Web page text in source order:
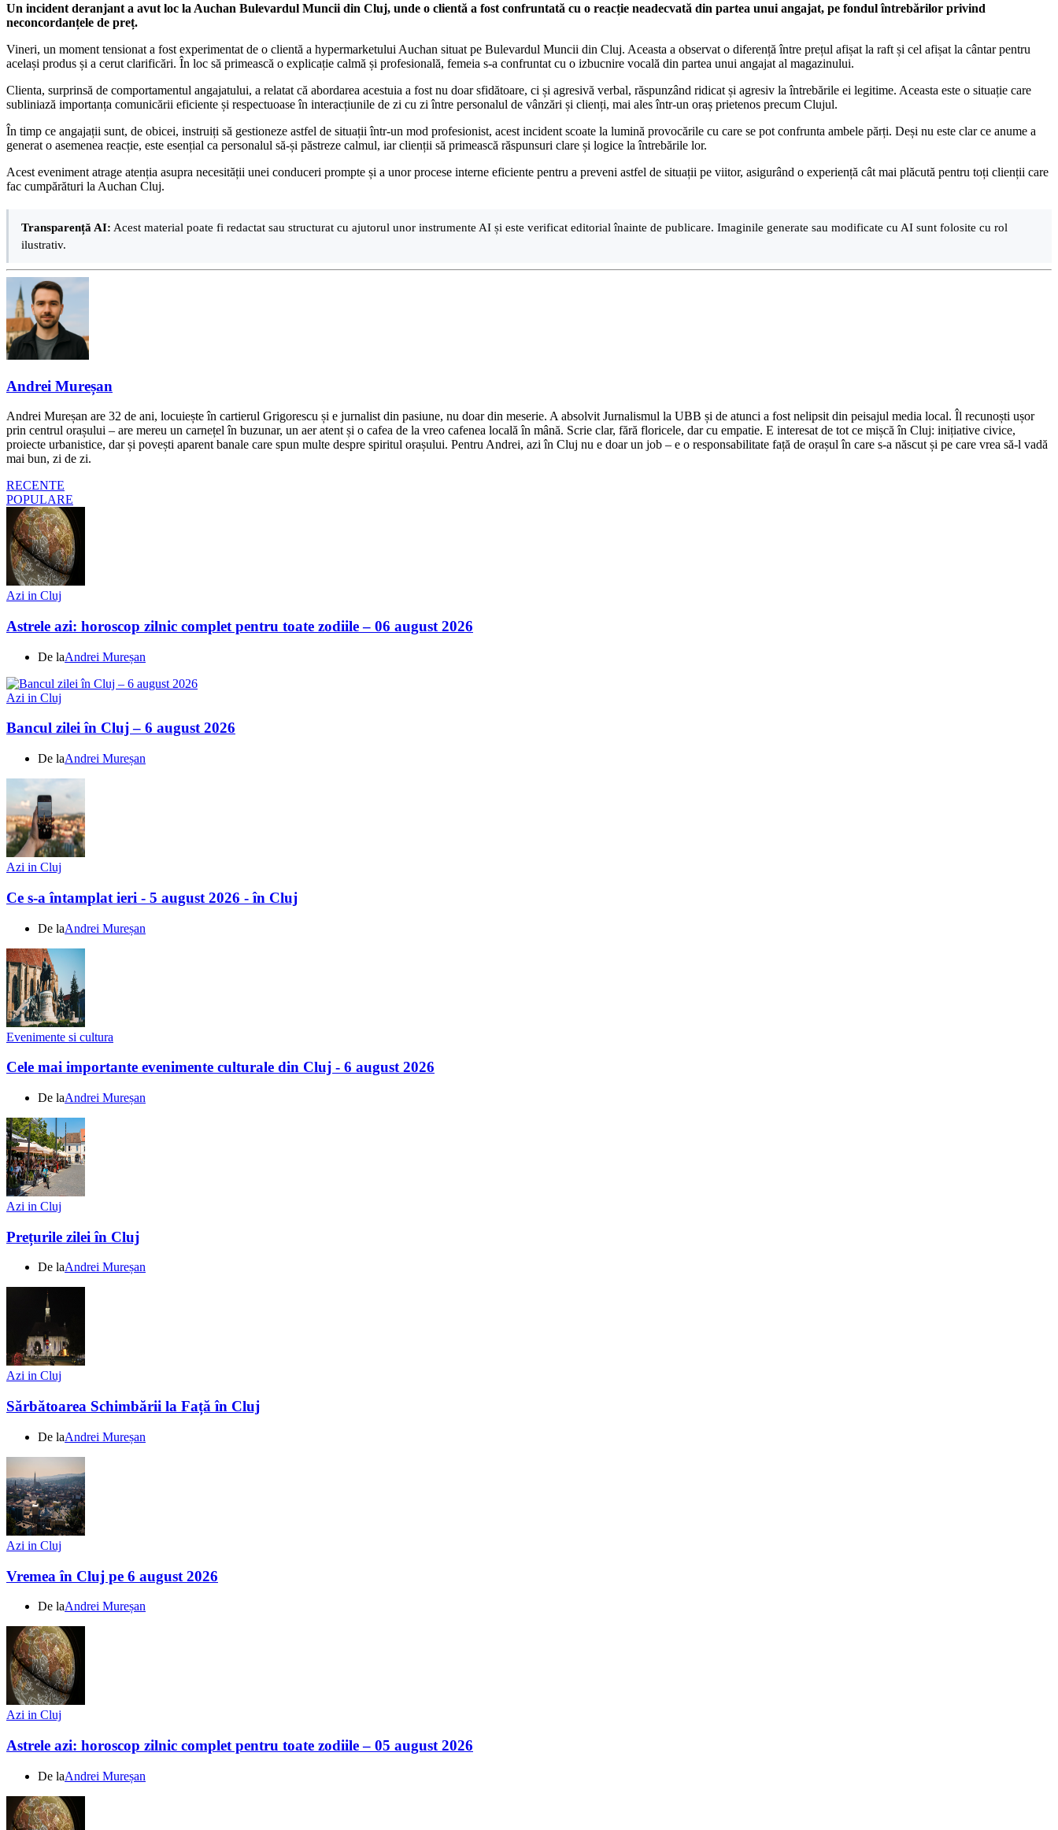
Un incident deranjant a avut loc la Auchan Bulevardul Muncii din Cluj, unde o clientă a fost confruntată cu o reacție neadecvată din partea unui angajat, pe fondul întrebărilor privind
neconcordanțele de preț.
Vineri, un moment tensionat a fost experimentat de o clientă a hypermarketului Auchan situat pe Bulevardul Muncii din Cluj. Aceasta a observat o diferență între prețul afișat la raft și cel afișat la cântar pentru
același produs și a cerut clarificări. În loc să primească o explicație calmă și profesională, femeia s-a confruntat cu o izbucnire vocală din partea unui angajat al magazinului.
Clienta, surprinsă de comportamentul angajatului, a relatat că abordarea acestuia a fost nu doar sfidătoare, ci și agresivă verbal, răspunzând ridicat și agresiv la întrebările ei legitime. Aceasta este o situație care
subliniază importanța comunicării eficiente și respectuoase în interacțiunile de zi cu zi între personalul de vânzări și clienți, mai ales într-un oraș prietenos precum Clujul.
În timp ce angajații sunt, de obicei, instruiți să gestioneze astfel de situații într-un mod profesionist, acest incident scoate la lumină provocările cu care se pot confrunta ambele părți. Deși nu este clar ce anume a
generat o asemenea reacție, este esențial ca personalul să-și păstreze calmul, iar clienții să primească răspunsuri clare și logice la întrebările lor.
Acest eveniment atrage atenția asupra necesității unei conduceri prompte și a unor procese interne eficiente pentru a preveni astfel de situații pe viitor, asigurând o experiență cât mai plăcută pentru toți clienții care
fac cumpărături la Auchan Cluj.
Transparență AI: Acest material poate fi redactat sau structurat cu ajutorul unor instrumente AI și este verificat editorial înainte de publicare. Imaginile generate sau modificate cu AI sunt folosite cu rol
ilustrativ.
Andrei Mureșan
Andrei Mureșan are 32 de ani, locuiește în cartierul Grigorescu și e jurnalist din pasiune, nu doar din meserie. A absolvit Jurnalismul la UBB și de atunci a fost nelipsit din peisajul media local. Îl recunoști ușor
prin centrul orașului – are mereu un carnețel în buzunar, un aer atent și o cafea de la vreo cafenea locală în mână. Scrie clar, fără floricele, dar cu empatie. E interesat de tot ce mișcă în Cluj: inițiative civice,
proiecte urbanistice, dar și povești aparent banale care spun multe despre spiritul orașului. Pentru Andrei, azi în Cluj nu e doar un job – e o responsabilitate față de orașul în care s-a născut și pe care vrea să-l vadă
mai bun, zi de zi.
RECENTE
POPULARE
Azi in Cluj
Astrele azi: horoscop zilnic complet pentru toate zodiile – 06 august 2026
De laAndrei Mureșan
Azi in Cluj
Bancul zilei în Cluj – 6 august 2026
De laAndrei Mureșan
Azi in Cluj
Ce s-a întamplat ieri - 5 august 2026 - în Cluj
De laAndrei Mureșan
Evenimente si cultura
Cele mai importante evenimente culturale din Cluj - 6 august 2026
De laAndrei Mureșan
Azi in Cluj
Prețurile zilei în Cluj
De laAndrei Mureșan
Azi in Cluj
Sărbătoarea Schimbării la Față în Cluj
De laAndrei Mureșan
Azi in Cluj
Vremea în Cluj pe 6 august 2026
De laAndrei Mureșan
Azi in Cluj
Astrele azi: horoscop zilnic complet pentru toate zodiile – 05 august 2026
De laAndrei Mureșan